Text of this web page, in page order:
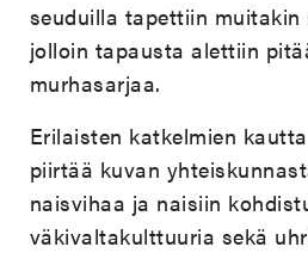
seuduilla tapettiin muitakin
jolloin tapausta alettiin
murhasarjaa.
Erilaisten katkelmien
piirtää kuvan
naisvihaa ja naisiin
väkivaltakulttuuria sekä